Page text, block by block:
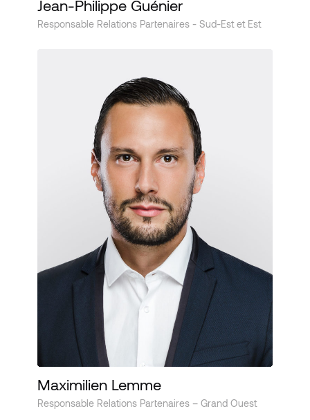
Jean-Philippe Guénier
Responsable Relations Partenaires - Sud-Est et Est
Maximilien Lemme
Responsable Relations Partenaires – Grand Ouest